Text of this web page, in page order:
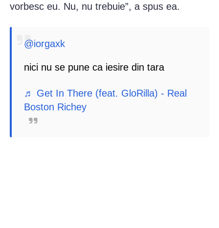
vorbesc eu. Nu, nu trebuie”, a spus ea.
@iorgaxk
nici nu se pune ca iesire din tara
♬ Get In There (feat. GloRilla) - Real
Boston Richey